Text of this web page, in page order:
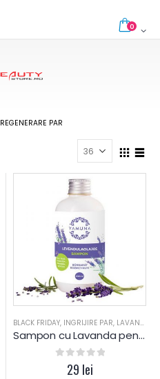
0
REGENERARE PAR
BLACK FRIDAY, INGRIJIRE PAR, LAVANDA
Sampon cu Lavanda pentru par Gras – Yamuna Luxury
out of 5
29 lei